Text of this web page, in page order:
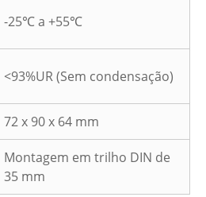
-25℃ a +55℃
<93%UR (Sem condensação)
72 x 90 x 64 mm
Montagem em trilho DIN de
35 mm